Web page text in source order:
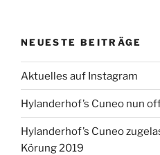
NEUESTE BEITRÄGE
Aktuelles auf Instagram
Hylanderhof’s Cuneo nun
Hylanderhof’s Cuneo
Körung 2019